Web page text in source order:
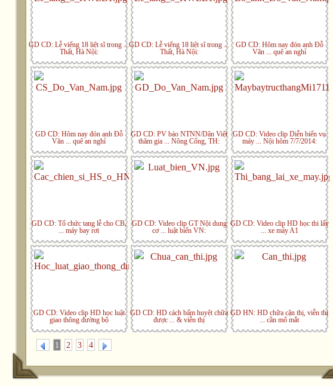
GD CD: Lễ viếng 18 liệt sĩ trong ...
Thất, Hà Nội:
GD CD: Lễ viếng 18 liệt sĩ trong ...
Thất, Hà Nội:
GD CD: Hôm nay đón anh Đỗ
Văn ... quê an nghỉ
GD CD: Hôm nay đón anh Đỗ
Văn ... quê an nghỉ
GD CD: PV báo NTNN/Dân Việt
thăm gia ... Nông Cống, TH:
GD CD: Video clip Diễn biến vụ
máy ... Nội hôm 7/7/2014:
GD CD: Tổ chức tang lễ cho CB,
... máy bay rơi
GD CD: Video clip GT Nội dung
cơ ... luật biển VN:
GD CD: Video clip HD học thi lấy
... xe máy A1
GD CD: Video clip HD học luật
giao thông đường bộ
GD CD: HD cách bấm huyệt chữa
được ... & viễn thị
GD HN: HD chữa cận thị, viễn thị
... cần mổ mắt
1 2 3 4